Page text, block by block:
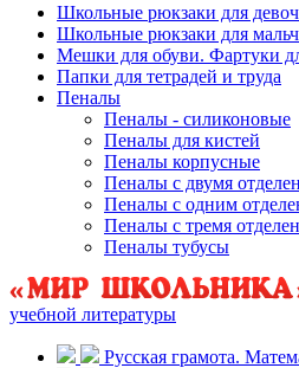
Школьные рюкзаки для
Школьные рюкзаки для
Мешки для обуви. Фартуки
Папки для тетрадей и труда
Пеналы
Пеналы - силиконовые
Пеналы для кистей
Пеналы корпусные
Пеналы с двумя
Пеналы с одним
Пеналы с тремя
Пеналы тубусы
учебной литературы
Русская грамота.